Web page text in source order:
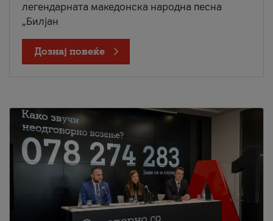
легендарната македонска народна песна
„Билјан
Дознај повеќе